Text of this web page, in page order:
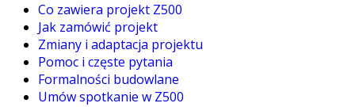
Co zawiera projekt Z500
Jak zamówić projekt
Zmiany i adaptacja projektu
Pomoc i częste pytania
Formalności budowlane
Umów spotkanie w Z500